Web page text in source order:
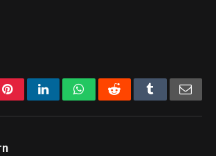
PinterestLinkedInWhatsAppReddit Tumblr